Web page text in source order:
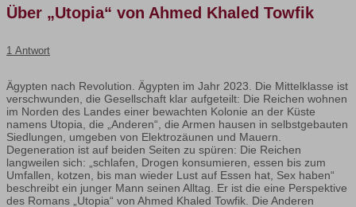
Über „Utopia“ von Ahmed Khaled Towfik
1 Antwort
Ägypten nach Revolution. Ägypten im Jahr 2023. Die Mittelklasse ist
verschwunden, die Gesellschaft klar aufgeteilt: Die Reichen wohnen
im Norden des Landes einer bewachten Kolonie an der Küste
namens Utopia, die „Anderen“, die Armen hausen in selbstgebauten
Siedlungen, umgeben von Elektrozäunen und Mauern.
Degeneration ist auf beiden Seiten zu spüren: Die Reichen
langweilen sich: „schlafen, Drogen konsumieren, essen bis zum
Umfallen, kotzen, bis man wieder Lust auf Essen hat, Sex haben“
beschreibt ein junger Mann seinen Alltag. Er ist die eine Perspektive
des Romans „Utopia“ von Ahmed Khaled Towfik. Die Anderen